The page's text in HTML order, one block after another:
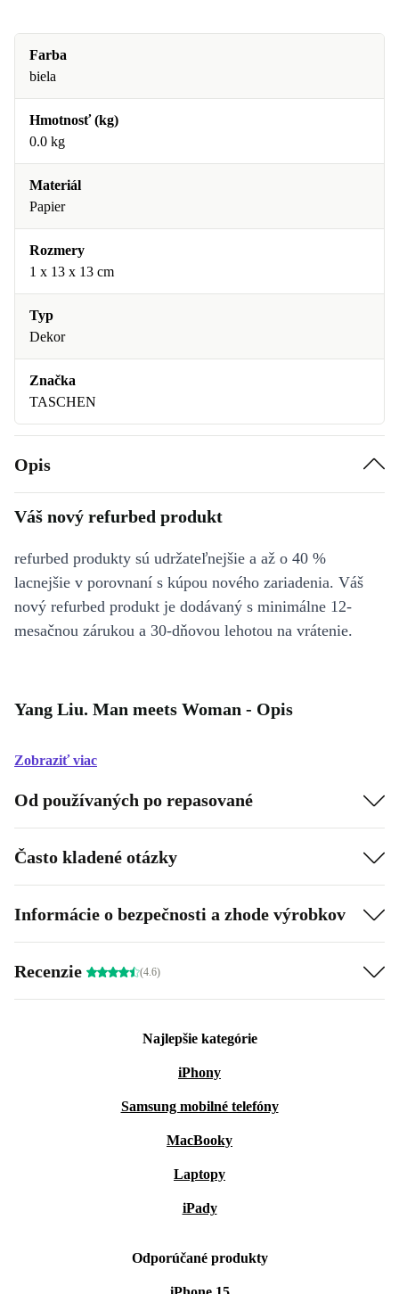
Farba
biela
Hmotnosť (kg)
0.0 kg
Materiál
Papier
Rozmery
1 x 13 x 13 cm
Typ
Dekor
Značka
TASCHEN
Opis
Váš nový refurbed produkt
refurbed produkty sú udržateľnejšie a až o 40 %
lacnejšie v porovnaní s kúpou nového zariadenia. Váš
nový refurbed produkt je dodávaný s minimálne 12-
mesačnou zárukou a 30-dňovou lehotou na vrátenie.
Yang Liu. Man meets Woman - Opis
Zobraziť viac
Od používaných po repasované
Často kladené otázky
Informácie o bezpečnosti a zhode výrobkov
Recenzie (4.6)
Najlepšie kategórie
iPhony
Samsung mobilné telefóny
MacBooky
Laptopy
iPady
Odporúčané produkty